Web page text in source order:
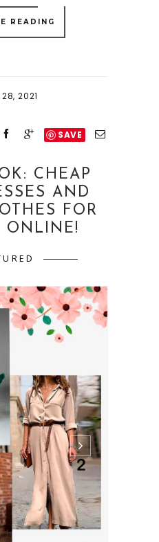
READING
2021
SAVE
CHEAP
AND
FOR
ONLINE!